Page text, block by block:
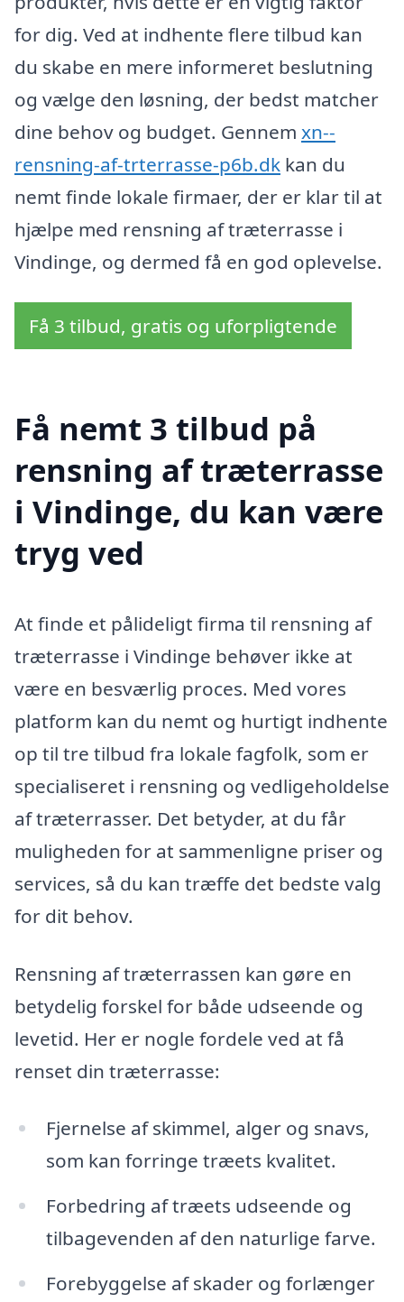
for dig. Ved at indhente flere tilbud kan
du skabe en mere informeret beslutning
og vælge den løsning, der bedst matcher
dine behov og budget. Gennem xn--
rensning-af-trterrasse-p6b.dk kan du
nemt finde lokale firmaer, der er klar til at
hjælpe med rensning af træterrasse i
Vindinge, og dermed få en god oplevelse.
Få 3 tilbud, gratis og uforpligtende
Få nemt 3 tilbud på
rensning af træterrasse
i Vindinge, du kan være
tryg ved
At finde et pålideligt firma til rensning af
træterrasse i Vindinge behøver ikke at
være en besværlig proces. Med vores
platform kan du nemt og hurtigt indhente
op til tre tilbud fra lokale fagfolk, som er
specialiseret i rensning og vedligeholdelse
af træterrasser. Det betyder, at du får
muligheden for at sammenligne priser og
services, så du kan træffe det bedste valg
for dit behov.
Rensning af træterrassen kan gøre en
betydelig forskel for både udseende og
levetid. Her er nogle fordele ved at få
renset din træterrasse:
Fjernelse af skimmel, alger og snavs,
som kan forringe træets kvalitet.
Forbedring af træets udseende og
tilbagevenden af den naturlige farve.
Forebyggelse af skader og forlænger